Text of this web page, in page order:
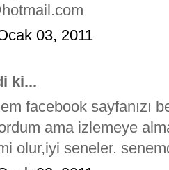
03, 2011
ki...
facebook sayfanızı
ama izlemeye
olur,iyi seneler.